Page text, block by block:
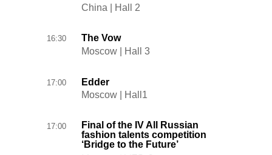
16:30
Moscow | Hall 3
Final of the IV All Russian
fashion talents competition
‘Bridge to the Future’
The Vow
Edder
Moscow | Hall1
China | Hall 2
17:00
17:00